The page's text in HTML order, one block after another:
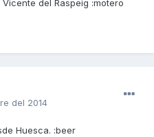
del Raspeig :motero
del 2014
Huesca. :beer